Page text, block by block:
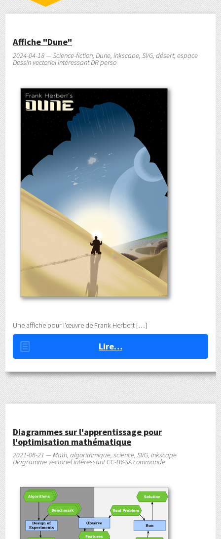
Affiche "Dune"
2024-04-18 — Science-fiction, Dune, inkscape, SVG, désert, espace
Dessin vectoriel intéressant DR perso
Une affiche pour l'œuvre de Frank Herbert
Lire…
Diagrammes sur l'apprentissage pour
l'optimisation mathématique
2021-06-21 — Math, algorithmique, science, SVG, inkscape
Diagramme vectoriel intéressant CC-BY-SA commande